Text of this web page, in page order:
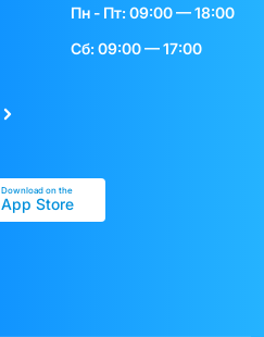
Пн - Пт: 09:00 — 18:00
Сб: 09:00 — 17:00
Download on the
App Store